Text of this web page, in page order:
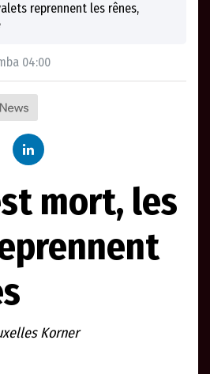
reprennent les rênes,
04:00
mort, les
Korner